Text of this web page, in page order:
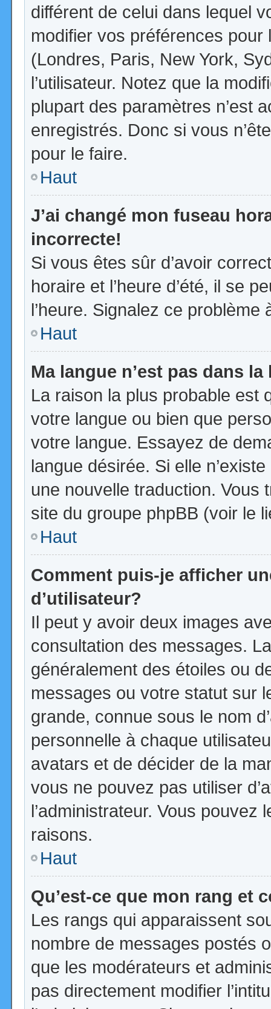
différent de celui dans lequel
modifier vos préférences
(Londres, Paris, New York,
l’utilisateur. Notez que la
plupart des paramètres n’est
enregistrés. Donc si vous
pour le faire.
Haut
J’ai changé mon fuseau
incorrecte!
Si vous êtes sûr d’avoir
horaire et l’heure d’été, il se
l’heure. Signalez ce problème
Haut
Ma langue n’est pas dans la
La raison la plus probable est
votre langue ou bien que
votre langue. Essayez de
langue désirée. Si elle
une nouvelle traduction. Vous
site du groupe phpBB (voir le
Haut
Comment puis-je afficher
d’utilisateur?
Il peut y avoir deux images
consultation des messages.
généralement des étoiles ou
messages ou votre statut sur
grande, connue sous le nom
personnelle à chaque
avatars et de décider de la
vous ne pouvez pas utiliser
l’administrateur. Vous
raisons.
Haut
Qu’est-ce que mon rang et
Les rangs qui apparaissent
nombre de messages postés
que les modérateurs et
pas directement modifier